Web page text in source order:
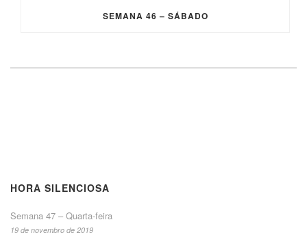
SEMANA 46 – SÁBADO
HORA SILENCIOSA
Semana 47 – Quarta-feira
19 de novembro de 2019